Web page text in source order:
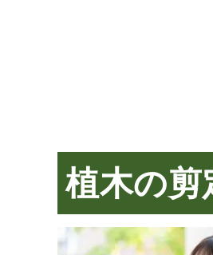
植木の剪